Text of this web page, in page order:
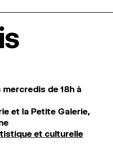
de 18h à
et la Petite Galerie,
et culturelle